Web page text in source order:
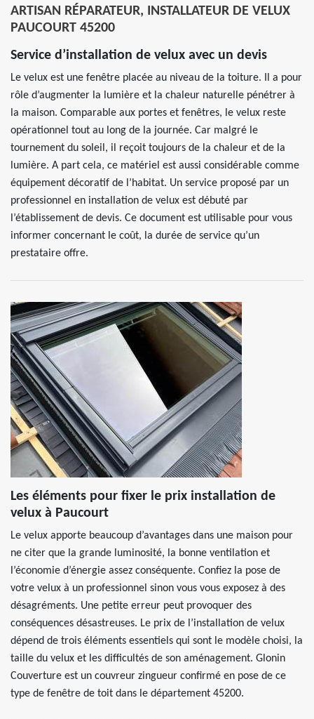
ARTISAN RÉPARATEUR, INSTALLATEUR DE VELUX
PAUCOURT 45200
Service d’installation de velux avec un devis
Le velux est une fenêtre placée au niveau de la toiture. Il a pour
rôle d’augmenter la lumière et la chaleur naturelle pénétrer à
la maison. Comparable aux portes et fenêtres, le velux reste
opérationnel tout au long de la journée. Car malgré le
tournement du soleil, il reçoit toujours de la chaleur et de la
lumière. A part cela, ce matériel est aussi considérable comme
équipement décoratif de l’habitat. Un service proposé par un
professionnel en installation de velux est débuté par
l’établissement de devis. Ce document est utilisable pour vous
informer concernant le coût, la durée de service qu’un
prestataire offre.
Les éléments pour fixer le prix installation de
velux à Paucourt
Le velux apporte beaucoup d’avantages dans une maison pour
ne citer que la grande luminosité, la bonne ventilation et
l’économie d’énergie assez conséquente. Confiez la pose de
votre velux à un professionnel sinon vous vous exposez à des
désagréments. Une petite erreur peut provoquer des
conséquences désastreuses. Le prix de l’installation de velux
dépend de trois éléments essentiels qui sont le modèle choisi, la
taille du velux et les difficultés de son aménagement. Glonin
Couverture est un couvreur zingueur confirmé en pose de ce
type de fenêtre de toit dans le département 45200.